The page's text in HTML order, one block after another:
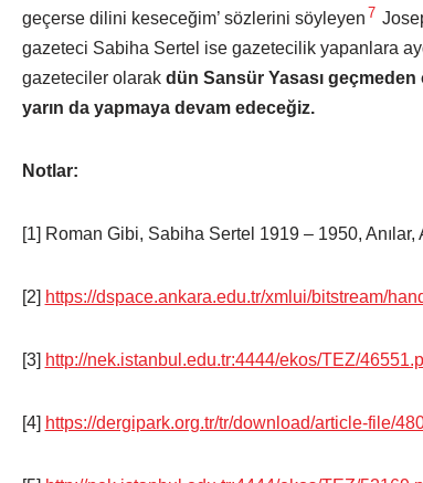
geçerse dilini keseceğim’ sözlerini söyleyen 7
gazeteci Sabiha Sertel ise gazetecilik yapanlara
gazeteciler olarak dün Sansür Yasası
yarın da yapmaya devam edeceğiz.
Notlar:
[1] Roman Gibi, Sabiha Sertel 1919 – 1950, Anılar,
[2] https://dspace.ankara.edu.tr/xmlui/bitstream/
[3] http://nek.istanbul.edu.tr:4444/ekos/TEZ/
[4] https://dergipark.org.tr/tr/download/article-file/